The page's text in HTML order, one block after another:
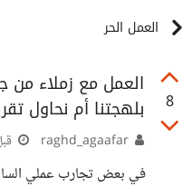
العمل الحر
8
العمل مع زملاء من
بلهجتنا أم نحاول
قبل 3
في بعض تجارب عملي